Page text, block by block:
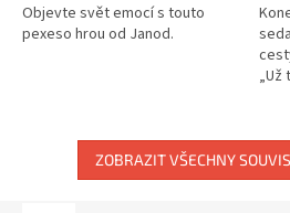
Objevte svět emocí s touto
pexeso hrou od Janod.
„Už
ZOBRAZIT VŠECHNY